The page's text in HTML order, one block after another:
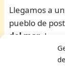
Llegamos a
pueblo de
del mar . Las
pequeños y
un abrazo